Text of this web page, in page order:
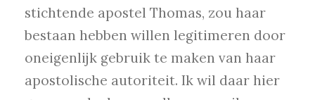
stichtende apostel Thomas, zou haar
bestaan hebben willen legitimeren door
oneigenlijk gebruik te maken van haar
apostolische autoriteit. Ik wil daar hier